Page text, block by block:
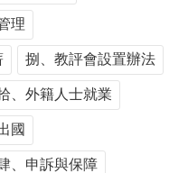
理
捌、教評會設置辦法
、外籍人士就業
國
、申訴與保障